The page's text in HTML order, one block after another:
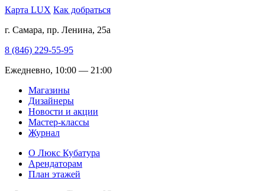
Карта LUX Как добраться
г. Самара, пр. Ленина, 25а
8 (846) 229-55-95
Ежедневно, 10:00 — 21:00
Магазины
Дизайнеры
Новости и акции
Мастер-классы
Журнал
О Люкс Кубатура
Арендаторам
План этажей